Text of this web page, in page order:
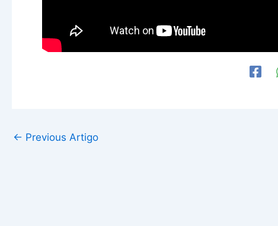
← Previous Artigo